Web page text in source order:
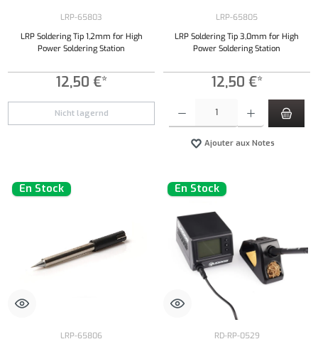
LRP-65803
LRP Soldering Tip 1,2mm for High
Power Soldering Station
12,50 €*
Nicht lagernd
LRP-65805
LRP Soldering Tip 3,0mm for High
Power Soldering Station
12,50 €*
Ajouter aux Notes
En Stock
LRP-65806
En Stock
RD-RP-0529